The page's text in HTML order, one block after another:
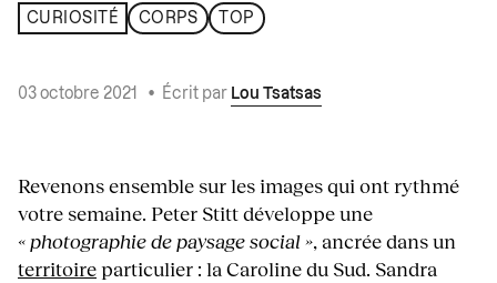
CURIOSITÉ CORPS TOP
03 octobre 2021 • Écrit par Lou Tsatsas
Revenons ensemble sur les images qui ont rythmé
votre semaine. Peter Stitt développe une
« photographie de paysage social », ancrée dans un
territoireparticulier : la Caroline du Sud. Sandra